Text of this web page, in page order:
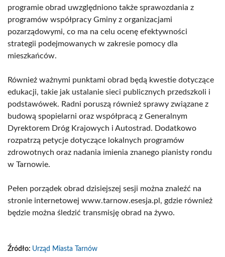
programie obrad uwzględniono także sprawozdania z
programów współpracy Gminy z organizacjami
pozarządowymi, co ma na celu ocenę efektywności
strategii podejmowanych w zakresie pomocy dla
mieszkańców.
Również ważnymi punktami obrad będą kwestie dotyczące
edukacji, takie jak ustalanie sieci publicznych przedszkoli i
podstawówek. Radni poruszą również sprawy związane z
budową spopielarni oraz współpracą z Generalnym
Dyrektorem Dróg Krajowych i Autostrad. Dodatkowo
rozpatrzą petycje dotyczące lokalnych programów
zdrowotnych oraz nadania imienia znanego pianisty rondu
w Tarnowie.
Pełen porządek obrad dzisiejszej sesji można znaleźć na
stronie internetowej www.tarnow.esesja.pl, gdzie również
będzie można śledzić transmisję obrad na żywo.
Źródło: Urząd Miasta Tarnów